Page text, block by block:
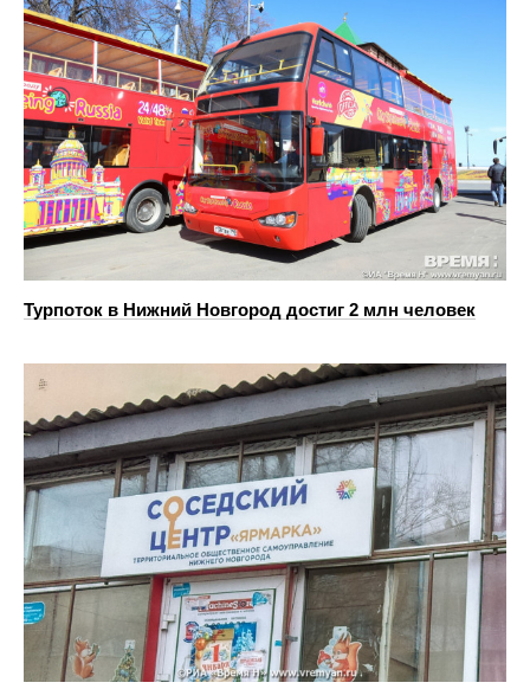
Турпоток в Нижний Новгород достиг 2 млн человек